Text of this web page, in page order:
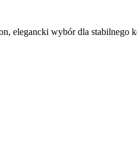
elegancki wybór dla stabilnego